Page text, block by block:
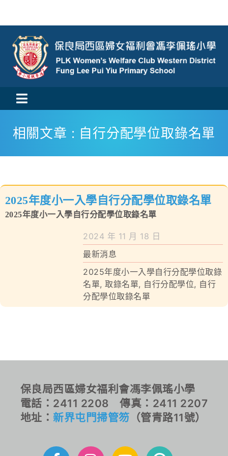
content
Toggle
Navigation
活動消息
校風及學生支援
聯絡我們
相關文章 : 自行分配學位取錄名單
2025年度小一入學自行分配學位取錄名單
2025年度小一入學自行分配學位取錄名單
2024 年 11 月 18 日
最新消息
2025年度小一入學自行分配學位取錄
名單,取錄名單, 自行分配學位, 自行
分配學位取錄名單
保良局西區婦女福利會馮李佩瑤小學
電話：2411 2208 傳真：2411 2207
地址： 新界屯門掃管笏 （管青路11號）